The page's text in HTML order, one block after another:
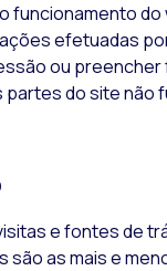
funcionamento do
efetuadas
ou
partes dositenão
e fontes de
são as mais e